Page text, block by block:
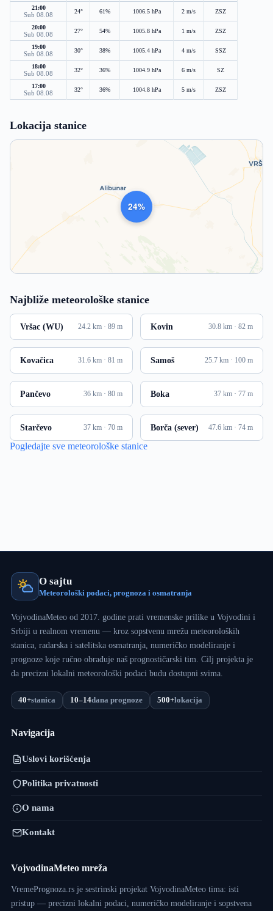
21:00
Sub 08.08 24° 61% 1006.5 hPa 2 m/s ZSZ
20:00
Sub 08.08 27° 54% 1005.8 hPa 1 m/s ZSZ
19:00
Sub 08.08 30° 38% 1005.4 hPa 4 m/s SSZ
18:00
Sub 08.08 32° 36% 1004.9 hPa 6 m/s SZ
17:00
Sub 08.08 32° 36% 1004.8 hPa 5 m/s ZSZ
Lokacija stanice
1006
Najbliže meteorološke stanice
Vršac (WU) 24.2 km · 89 m Kovin 30.8 km · 82 m
Kovačica 31.6 km · 81 m Samoš 25.7 km · 100 m
Pančevo 36 km · 80 m Boka 37 km · 77 m
Starčevo 37 km · 70 m Borča (sever) 47.6 km · 74 m
Pogledajte sve meteorološke stanice
O sajtu
Meteorološki podaci, prognoza i osmatranja
VojvodinaMeteo od 2017. godine prati vremenske prilike u Vojvodini i
Srbiji u realnom vremenu — kroz sopstvenu mrežu meteoroloških
stanica, radarska i satelitska osmatranja, numeričko modeliranje i
prognoze koje ručno obrađuje naš prognostičarski tim. Cilj projekta je
da precizni lokalni meteorološki podaci budu dostupni svima.
40+stanica 10–14dana prognoze 500+lokacija
Navigacija
Uslovi korišćenja
Politika privatnosti
O nama
Kontakt
VojvodinaMeteo mreža
VremePrognoza.rs je sestrinski projekat VojvodinaMeteo tima: isti
pristup — precizni lokalni podaci, numeričko modeliranje i sopstvena